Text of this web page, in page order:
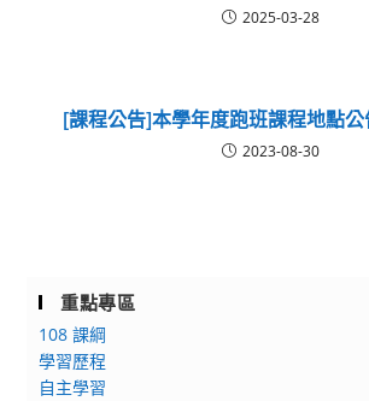
2025-03-28
[課程公告]本學年度跑班課程地點
2023-08-30
重點專區
108 課綱
學習歷程
自主學習